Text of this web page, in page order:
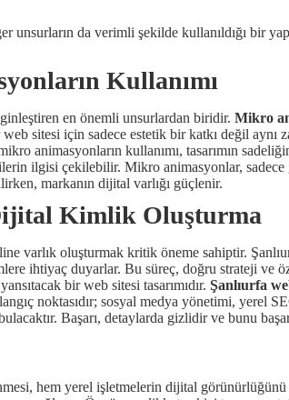
unsurların da verimli şekilde kullanıldığı bir
Kullanımı
en önemli unsurlardan biridir. Mikro
sitesi için sadece estetik bir katkı değil
animasyonların kullanımı, tasarımın
ilgisi çekilebilir. Mikro animasyonlar, sadece
markanın dijital varlığı güçlenir.
Kimlik Oluşturma
varlık oluşturmak kritik öneme sahiptir.
ihtiyaç duyarlar. Bu süreç, doğru strateji
bir web sitesi tasarımıdır. Şanlıurfa
noktasıdır; sosyal medya yönetimi,
Başarı, detaylarda gizlidir ve bunu
hem yerel işletmelerin dijital